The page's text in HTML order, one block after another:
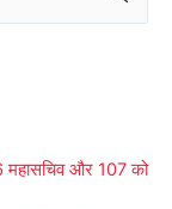
महासचिव और 107 को